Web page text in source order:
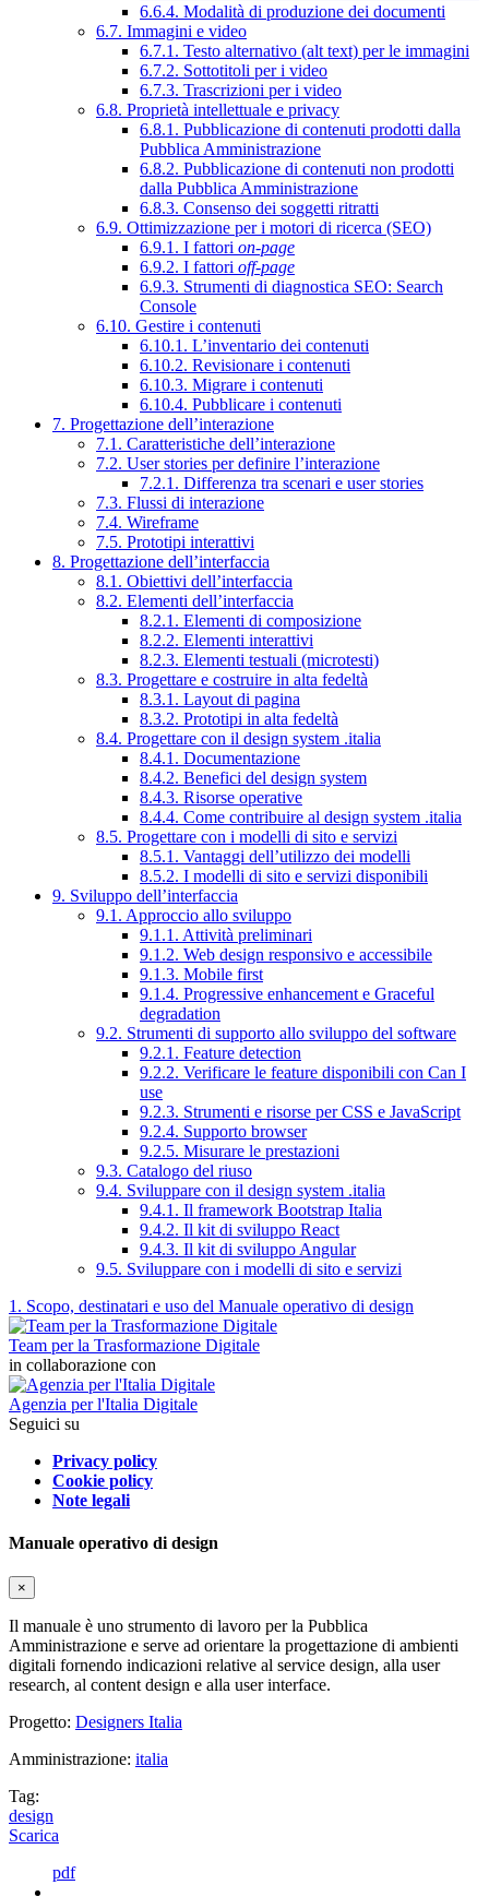
6.6.4. Modalità di produzione dei documenti
6.7. Immagini e video
6.7.1. Testo alternativo (alt text) per le immagini
6.7.2. Sottotitoli per i video
6.7.3. Trascrizioni per i video
6.8. Proprietà intellettuale e privacy
6.8.1. Pubblicazione di contenuti prodotti dalla
Pubblica Amministrazione
6.8.2. Pubblicazione di contenuti non prodotti
dalla Pubblica Amministrazione
6.8.3. Consenso dei soggetti ritratti
6.9. Ottimizzazione per i motori di ricerca (SEO)
6.9.1. I fattori on-page
6.9.2. I fattori off-page
6.9.3. Strumenti di diagnostica SEO: Search
Console
6.10. Gestire i contenuti
6.10.1. L’inventario dei contenuti
6.10.2. Revisionare i contenuti
6.10.3. Migrare i contenuti
6.10.4. Pubblicare i contenuti
7. Progettazione dell’interazione
7.1. Caratteristiche dell’interazione
7.2. User stories per definire l’interazione
7.2.1. Differenza tra scenari e user stories
7.3. Flussi di interazione
7.4. Wireframe
7.5. Prototipi interattivi
8. Progettazione dell’interfaccia
8.1. Obiettivi dell’interfaccia
8.2. Elementi dell’interfaccia
8.2.1. Elementi di composizione
8.2.2. Elementi interattivi
8.2.3. Elementi testuali (microtesti)
8.3. Progettare e costruire in alta fedeltà
8.3.1. Layout di pagina
8.3.2. Prototipi in alta fedeltà
8.4. Progettare con il design system .italia
8.4.1. Documentazione
8.4.2. Benefici del design system
8.4.3. Risorse operative
8.4.4. Come contribuire al design system .italia
8.5. Progettare con i modelli di sito e servizi
8.5.1. Vantaggi dell’utilizzo dei modelli
8.5.2. I modelli di sito e servizi disponibili
9. Sviluppo dell’interfaccia
9.1. Approccio allo sviluppo
9.1.1. Attività preliminari
9.1.2. Web design responsivo e accessibile
9.1.3. Mobile first
9.1.4. Progressive enhancement e Graceful
degradation
9.2. Strumenti di supporto allo sviluppo del software
9.2.1. Feature detection
9.2.2. Verificare le feature disponibili con Can I
use
9.2.3. Strumenti e risorse per CSS e JavaScript
9.2.4. Supporto browser
9.2.5. Misurare le prestazioni
9.3. Catalogo del riuso
9.4. Sviluppare con il design system .italia
9.4.1. Il framework Bootstrap Italia
9.4.2. Il kit di sviluppo React
9.4.3. Il kit di sviluppo Angular
9.5. Sviluppare con i modelli di sito e servizi
1. Scopo, destinatari e uso del Manuale operativo di design
Team per la Trasformazione Digitale
in collaborazione con
Agenzia per l'Italia Digitale
Seguici su
Privacy policy
Cookie policy
Note legali
Manuale operativo di design
×
Il manuale è uno strumento di lavoro per la Pubblica
Amministrazione e serve ad orientare la progettazione di ambienti
digitali fornendo indicazioni relative al service design, alla user
research, al content design e alla user interface.
Progetto: Designers Italia
Amministrazione: italia
Tag:
design
Scarica
pdf